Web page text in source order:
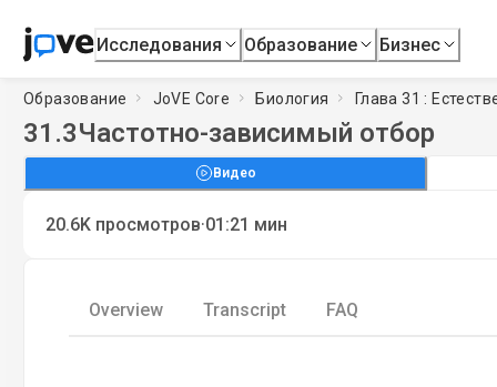
Исследования Образование Бизнес
Образование JoVE Core Биология Глава 31 :
31.3Частотно-зависимый отбор
Видео
20.6K просмотров·01:21 мин
Overview Transcript FAQ